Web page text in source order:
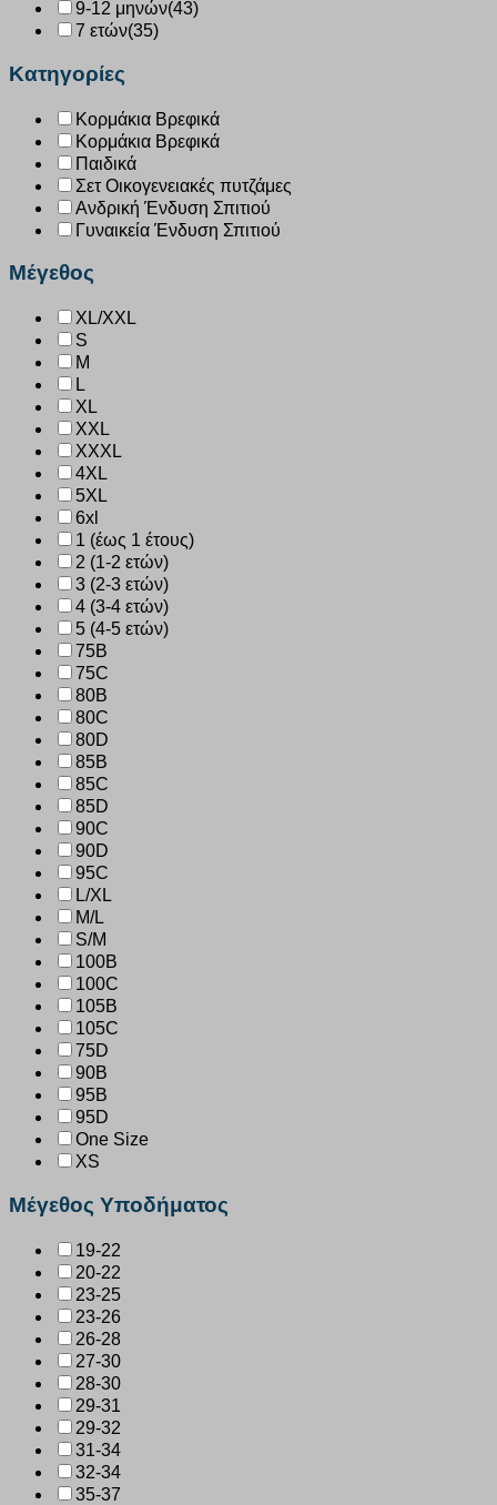
9-12 μηνών(43)
7 ετών(35)
Κατηγορίες
Κορμάκια Βρεφικά
Κορμάκια Βρεφικά
Παιδικά
Σετ Οικογενειακές πυτζάμες
Ανδρική Ένδυση Σπιτιού
Γυναικεία Ένδυση Σπιτιού
Μέγεθος
XL/XXL
S
M
L
XL
XXL
XXXL
4XL
5XL
6xl
1 (έως 1 έτους)
2 (1-2 ετών)
3 (2-3 ετών)
4 (3-4 ετών)
5 (4-5 ετών)
75B
75C
80B
80C
80D
85B
85C
85D
90C
90D
95C
L/XL
M/L
S/M
100B
100C
105B
105C
75D
90B
95B
95D
One Size
XS
Μέγεθος Υποδήματος
19-22
20-22
23-25
23-26
26-28
27-30
28-30
29-31
29-32
31-34
32-34
35-37